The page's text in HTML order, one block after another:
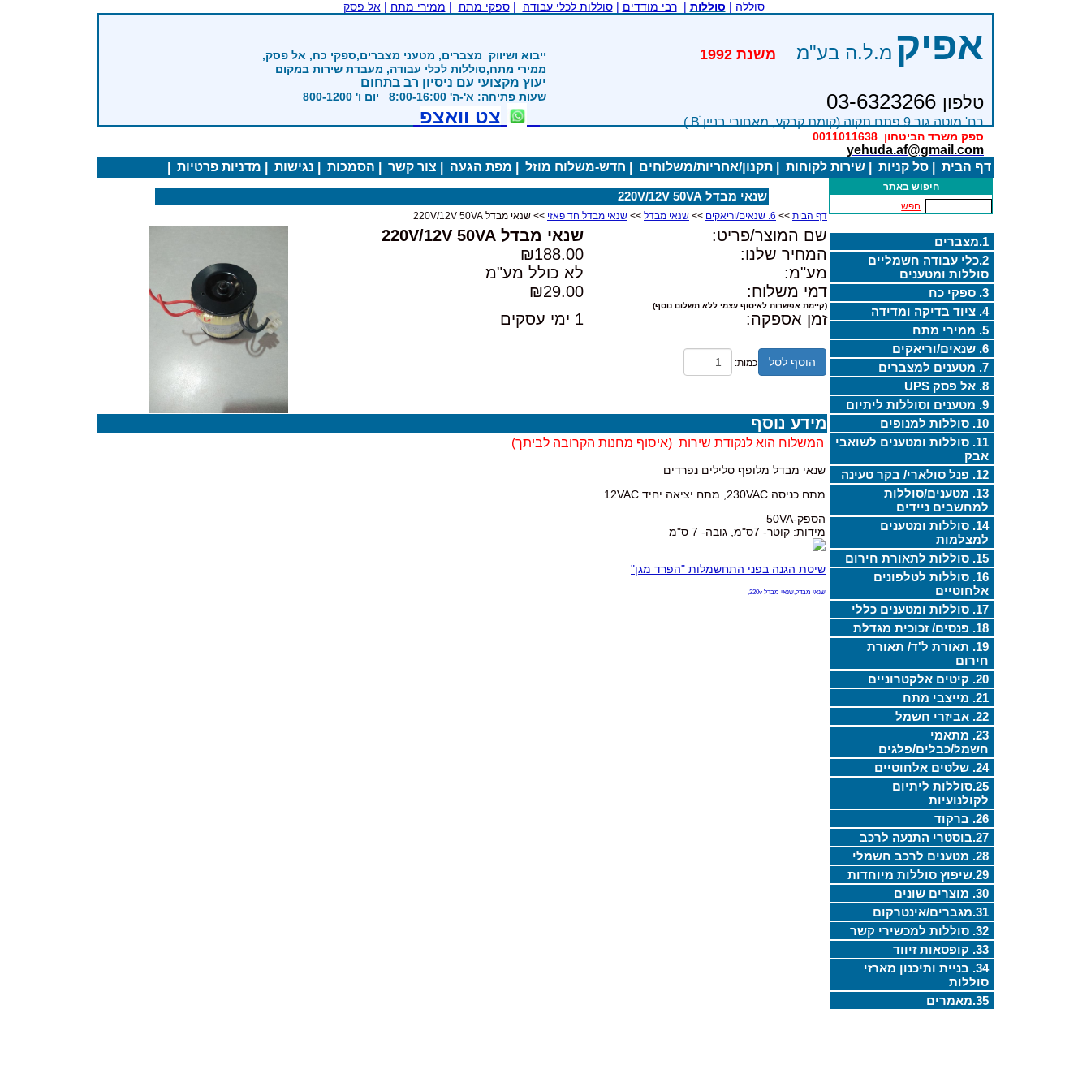
סוללה | סוללות |רבי מודדים |סוללות לכלי עבודה |ספקי מתח | ממירי מתח |אל פסק
אפיק מ.ל.ה בע"מ
טלפון 03-6323266
רח' מוטה גור 9 פתח תקוה (קומת קרקע, מאחורי בניין Bׂ )
ספק משרד הביטחון 0011011638
yehuda.af@gmail.com
ייבוא ושיווק מצברים, מטעני מצברים,ספקי כח, אל פסק,
ממירי מתח,סוללות לכלי עבודה, מעבדת שירות במקום
יעוץ מקצועי עם ניסיון רב בתחום
שעות פתיחה: א'-ה' 8:00-16:00 יום ו' 800-1200
צט וואצפ
דף הבית סל קניות שירות לקוחות תקנון/אחריות/משלוחים חדש-משלוח מוזל מפת הגעה צור קשר הסמכות נגישות מדניות פרטיות
חיפוש באתר
חפש
1.מצברים
2.כלי עבודה חשמליים
סוללות ומטענים
3. ספקי כח
4. ציוד בדיקה ומדידה
5. ממירי מתח
6. שנאים/וריאקים
7. מטענים למצברים
8. אל פסק UPS
9. מטענים וסוללות ליתיום
10. סוללות למנופים
11. סוללות ומטענים לשואבי
אבק
12. פנל סולארי/ בקר טעינה
13. מטענים/סוללות
למחשבים ניידים
14. סוללות ומטענים
למצלמות
15. סוללות לתאורת חירום
16. סוללות לטלפונים
אלחוטיים
17. סוללות ומטענים כללי
18. פנסים/ זכוכית מגדלת
19. תאורת ל'ד/ תאורת
חירום
20. קיטים אלקטרוניים
21. מייצבי מתח
22. אביזרי חשמל
23. מתאמי
חשמל/כבלים/פלגים
24. שלטים אלחוטיים
25.סוללות ליתיום
לקולנועיות
26. ברקוד
27.בוסטרי התנעה לרכב
28. מטענים לרכב חשמלי
29.שיפוץ סוללות מיוחדות
30. מוצרים שונים
31.מגברים/אינטרקום
32. סוללות למכשירי קשר
33. קופסאות זיווד
34. בניית ותיכנון מארזי
סוללות
35.מאמרים
שנאי מבדל 220V/12V 50VA
דף הבית >> 6. שנאים/וריאקים >> שנאי מבדל >> שנאי מבדל חד פאזי >> שנאי מבדל 220V/12V 50VA
שם המוצר/פריט:
שנאי מבדל 220V/12V 50VA
המחיר שלנו:
₪188.00
מע"מ:
לא כולל מע"מ
דמי משלוח:
₪29.00
(קיימת אפשרות לאיסוף עצמי ללא תשלום נוסף)
זמן אספקה: 1 ימי עסקים
הוסף לסל כמות:
מידע נוסף
המשלוח הוא לנקודת שירות (איסוף מחנות הקרובה לביתך)
שנאי מבדל מלופף סלילים נפרדים
מתח כניסה 230VAC, מתח יציאה יחיד 12VAC
הספק-50VA
מידות: קוטר- 7ס"מ, גובה- 7 ס"מ
שיטת הגנה בפני התחשמלות "הפרד מגן"
שנאי מבדל,שנאי מבדל 220v,